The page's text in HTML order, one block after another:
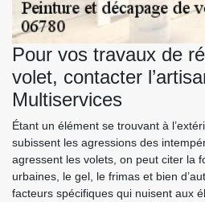
Pour vos travaux de
volet, contacter
Multiservices
Étant un élément se trouvant à
subissent les agressions des
agressent les volets, on peut citer la
urbaines, le gel, le frimas et bien
facteurs spécifiques qui nuisent aux